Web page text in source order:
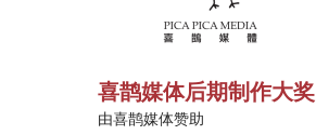
喜鹊媒体后期制作大奖
由喜鹊媒体赞助